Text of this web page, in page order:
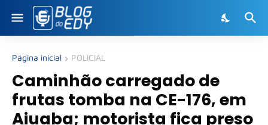
Página inicial POLICIAL
Caminhão carregado de
frutas tomba na CE-176, em
Aiuaba; motorista fica preso